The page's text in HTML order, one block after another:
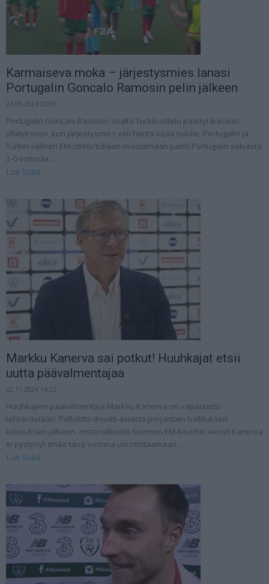
Karmaiseva moka – järjestysmies lanasi
Portugalin Goncalo Ramosin pelin jälkeen
23.06.2024 22:00
Portugalin Goncalo Ramosin osalta Turkki-ottelu päättyi ikävään
yllätykseen, kun järjestysmies veti häntä lujaa sukille. Portugalin ja
Turkin välinen EM-ottelu tullaan muistamaan paitsi Portugalin selvästä
3-0-voitosta...
Lue lisää
Markku Kanerva sai potkut! Huuhkajat etsii
uutta päävalmentajaa
22.11.2024 14:22
Huuhkajien päävalmentaja Markku Kanerva on vapautettu
tehtävästään. Palloliitto ilmoitti asiasta perjantain hallituksen
kokouksen jälkeen. Historiallisesti Suomen EM-kisoihin vienyt Kanerva
ei pystynyt enää tänä vuonna ulosmittaamaan...
Lue lisää